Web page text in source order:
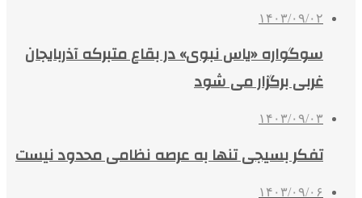
۱۴۰۳/۰۹/۰۲
سوگواره «یاس نبوی» در بقاع متبرکه آذربایجان‌
غربی برگزار می شود
۱۴۰۳/۰۹/۰۳
تفکر بسیجی تنها به عرصه نظامی محدود نیست
۱۴۰۳/۰۹/۰۶